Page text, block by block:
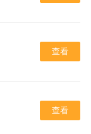
查看
查看